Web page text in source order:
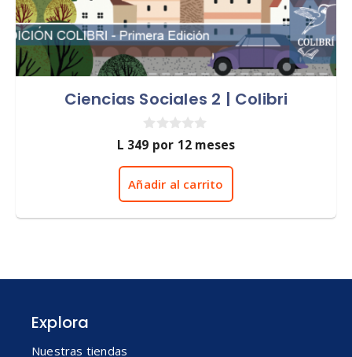
Ciencias Sociales 2 | Colibri
0
d
e
L 349 por 12 meses
Añadir al carrito
Explora
Nuestras tiendas